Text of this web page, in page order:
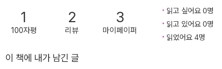
년』을 시작으로 피터와 퍼지 형제가 집 안팎에서 겪는 좌충우돌 성장
기를 생생하게 담은 시리즈이다. 이 시리즈의 세 번째 작품인『못 말리
는 내 동생』은『별 볼 일 없는 4학년』과 마찬가지로 피터 해처가 1인
를 담담하면서도 재미있게 풀어가는 작품이다. ‘퍼지 시리즈’ 세 번째
1
100자평
2
리뷰
3
마이페이퍼
읽고 싶어요 0명
읽고 있어요 0명
읽었어요 4명
이 책에 내가 남긴 글